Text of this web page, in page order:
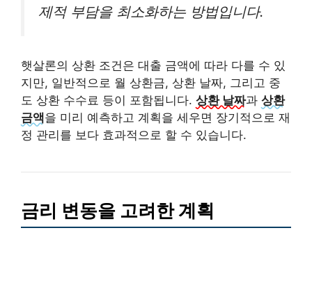
제적 부담을 최소화하는 방법입니다.
햇살론의 상환 조건은 대출 금액에 따라 다를 수 있
지만, 일반적으로 월 상환금, 상환 날짜, 그리고 중
도 상환 수수료 등이 포함됩니다. 상환 날짜과 상환
금액을 미리 예측하고 계획을 세우면 장기적으로 재
정 관리를 보다 효과적으로 할 수 있습니다.
금리 변동을 고려한 계획